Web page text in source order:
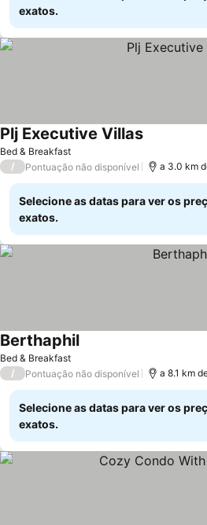
exatos.
Bed & Breakfast
Plj Executive Villas
/ Pontuação não disponível a 3.0 km
Selecione as datas para ver os
exatos.
Bed & Breakfast
Berthaphil
/ Pontuação não disponível a 8.1 km
Selecione as datas para ver os
exatos.